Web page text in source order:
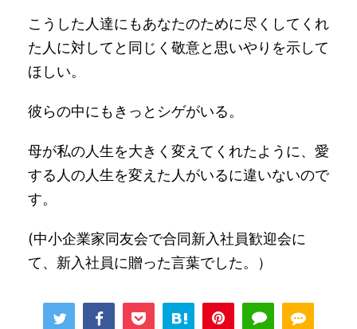
こうした人達にもあなたのために尽くしてくれ
た人に対してと同じく敬意と思いやりを示して
ほしい。
彼らの中にもきっとシゲがいる。
母が私の人生を大きく変えてくれたように、愛
する人の人生を変えた人がいるに違いないので
す。
(中小企業家同友会で合同新入社員歓迎会に
て、新入社員に贈った言葉でした。）